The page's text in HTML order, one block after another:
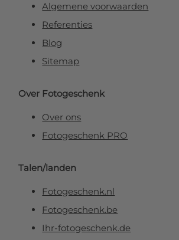
Algemene voorwaarden
Referenties
Blog
Sitemap
Over Fotogeschenk
Over ons
Fotogeschenk PRO
Talen/landen
Fotogeschenk.nl
Fotogeschenk.be
Ihr-fotogeschenk.de